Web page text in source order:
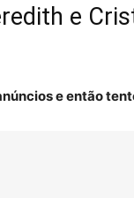
e
e então